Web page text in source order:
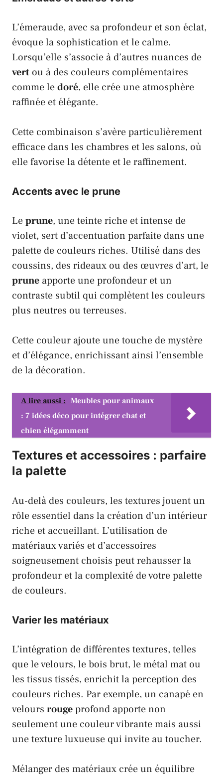
L’émeraude, avec sa profondeur et son éclat,
évoque la sophistication et le calme.
Lorsqu’elle s’associe à d’autres nuances de
vert ou à des couleurs complémentaires
comme ledoré, elle crée une atmosphère
raffinée et élégante.
Cette combinaison s’avère particulièrement
efficace dans les chambres et les salons, où
elle favorise la détente et le raffinement.
Accents avec le prune
Leprune, une teinte riche et intense de
violet, sert d’accentuation parfaite dans une
palette de couleurs riches. Utilisé dans des
coussins, des rideaux ou des œuvres d’art, le
prune apporte une profondeur et un
contraste subtil qui complètent les couleurs
plus neutres ou terreuses.
Cette couleur ajoute une touche de mystère
et d’élégance, enrichissant ainsi l’ensemble
de la décoration.
A lire aussi : Meubles pour animaux
: 7 idées déco pour intégrer chat et
chien élégamment
Textures et accessoires : parfaire
la palette
Au-delà des couleurs, les textures jouent un
rôle essentiel dans la création d’un intérieur
riche et accueillant. L’utilisation de
matériaux variés et d’accessoires
soigneusement choisis peut rehausser la
profondeur et la complexité de votre palette
de couleurs.
Varier les matériaux
L’intégration de différentes textures, telles
que le velours, le bois brut, le métal mat ou
les tissus tissés, enrichit la perception des
couleurs riches. Par exemple, un canapé en
velours rougeprofond apporte non
seulement une couleur vibrante mais aussi
une texture luxueuse qui invite au toucher.
Mélanger des matériaux crée un équilibre